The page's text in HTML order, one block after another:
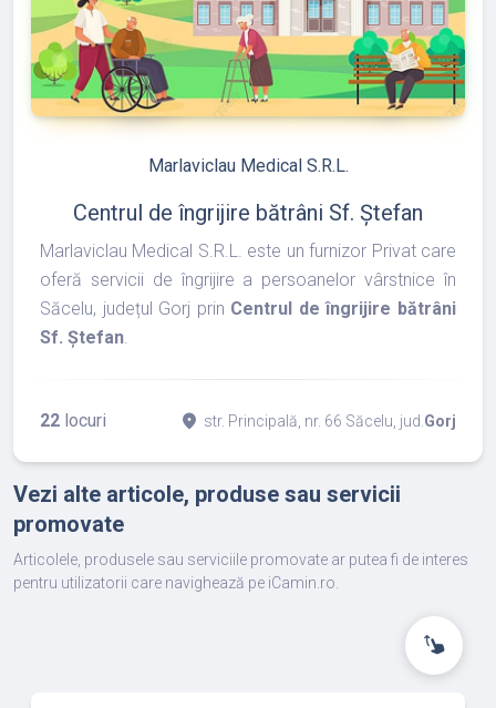
refresh edit
Marlaviclau Medical S.R.L.
Centrul de îngrijire bătrâni Sf. Ștefan
Marlaviclau Medical S.R.L. este un furnizor Privat care
oferă servicii de îngrijire a persoanelor vârstnice în
Săcelu, județul Gorj prin Centrul de îngrijire bătrâni
Sf. Ștefan.
22 locuri place str. Principală, nr. 66 Săcelu, jud. Gorj
Vezi alte articole, produse sau servicii
promovate
Articolele, produsele sau serviciile promovate ar putea fi de interes
pentru utilizatorii care navighează pe iCamin.ro.
swipe_up